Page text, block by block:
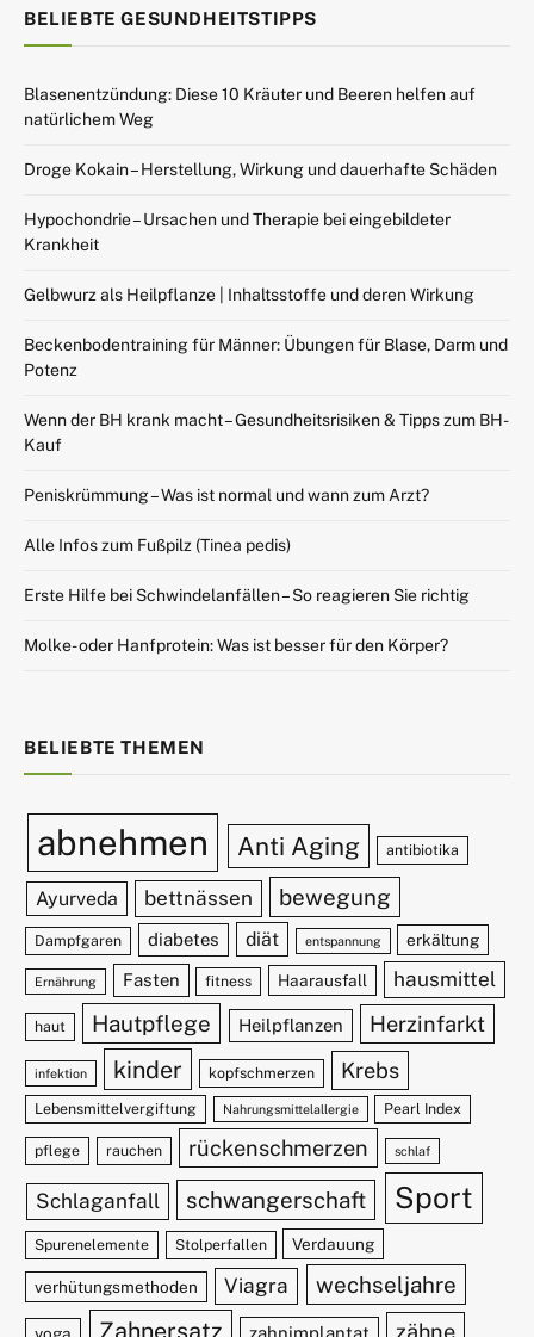
BELIEBTE GESUNDHEITSTIPPS
Blasenentzündung: Diese 10 Kräuter und Beeren helfen auf
natürlichem Weg
Droge Kokain – Herstellung, Wirkung und dauerhafte Schäden
Hypochondrie – Ursachen und Therapie bei eingebildeter
Krankheit
Gelbwurz als Heilpflanze | Inhaltsstoffe und deren Wirkung
Beckenbodentraining für Männer: Übungen für Blase, Darm und
Potenz
Wenn der BH krank macht – Gesundheitsrisiken & Tipps zum BH-
Kauf
Peniskrümmung – Was ist normal und wann zum Arzt?
Alle Infos zum Fußpilz (Tinea pedis)
Erste Hilfe bei Schwindelanfällen – So reagieren Sie richtig
Molke- oder Hanfprotein: Was ist besser für den Körper?
BELIEBTE THEMEN
abnehmen Anti Aging antibiotika
Ayurveda bettnässen bewegung
Dampfgaren diabetes diät entspannung erkältung
Ernährung Fasten fitness Haarausfall hausmittel
haut Hautpflege Heilpflanzen Herzinfarkt
infektion kinder kopfschmerzen Krebs
Lebensmittelvergiftung Nahrungsmittelallergie Pearl Index
pflege rauchen rückenschmerzen schlaf
Schlaganfall schwangerschaft Sport
Spurenelemente Stolperfallen Verdauung
verhütungsmethoden Viagra wechseljahre
Zahnersatz